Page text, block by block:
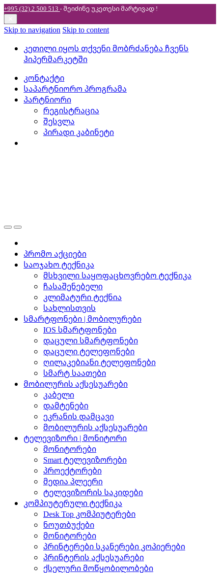
+995 (32) 2 500 513 - შეიძინე უკეთესიმარტივად !
Skip to navigation Skip to content
კეთილი იყოს თქვენი მობრძანება ჩვენს
ჰიპერმარკეტში
კონტაქტი
საპარტნიორო პროგრამა
პარტნიორი
რეგისტრაცია
შესვლა
პირადი კაბინეტი
პრომო აქციები
საოჯახო ტექნიკა
მსხვილი საყოფაცხოვრებო ტექნიკა
ჩასაშენებელი
კლიმატური ტექნია
სახლისთვის
სმარტფონები | მობილურები
IOS სმარტფონები
დაცული სმარტფონები
დაცული ტელეფონები
ღილაკებიანი ტელეფონები
სმარტ საათები
მობილურის აქსესუარები
კაბელი
დამტენები
ეკრანის დამცავი
მობილურის აქსესუარები
ტელევიზორი | მონიტორი
მონიტორები
Smart ტელევიზორები
პროექტორები
მედია პლეერი
ტელევიზორის საკიდები
კომპიუტერული ტექნიკა
Desk Top კომპიუტერები
ნოუთბუქები
მონიტორები
პრინტერები სკანერები კოპიერები
პრინტერის აქსესუარები
ქსელური მოწყობილობები